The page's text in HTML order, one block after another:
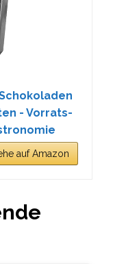
- Vorrats-
auf Amazon